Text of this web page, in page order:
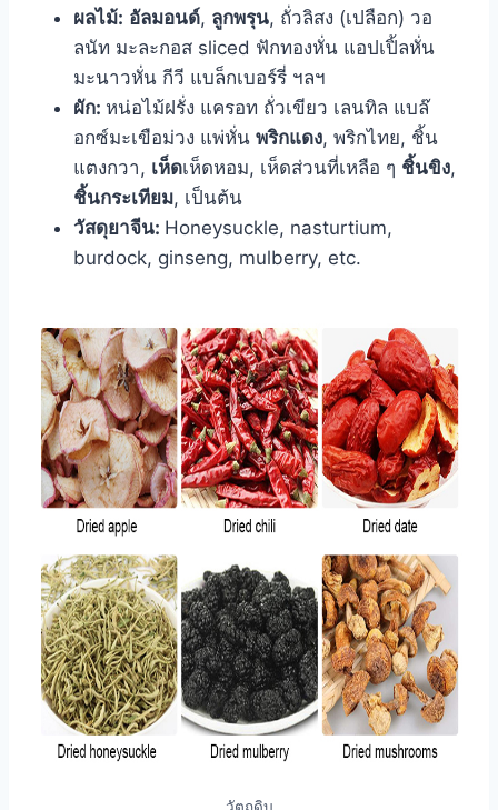
ผลไม้: อัลมอนด์, ลูกพรุน, ถั่วลิสง (เปลือก) วอ
ลนัท มะละกอส sliced ฟักทองหั่น แอปเปิ้ลหั่น
มะนาวหั่น กีวี แบล็กเบอร์รี่ ฯลฯ
ผัก: หน่อไม้ฝรั่ง แครอท ถั่วเขียว เลนทิล แบล๊
อกซ์มะเขือม่วง แพ่หั่น พริกแดง, พริกไทย, ชิ้น
แตงกวา, เห็ดเห็ดหอม, เห็ดส่วนที่เหลือ ๆ ชิ้นขิง,
ชิ้นกระเทียม, เป็นต้น
วัสดุยาจีน: Honeysuckle, nasturtium,
burdock, ginseng, mulberry, etc.